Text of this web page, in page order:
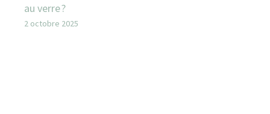
au verre ?
2 octobre 2025